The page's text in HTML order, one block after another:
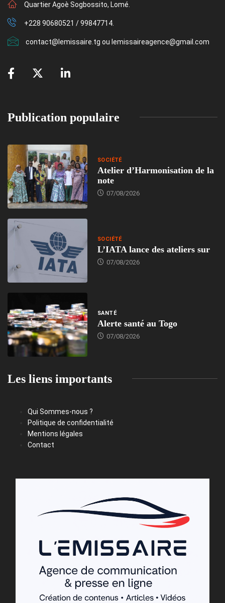
Quartier Agoè Sogbossito, Lomé.
+228 90680521 / 99847714.
contact@lemissaire.tg ou lemissaireagence@gmail.com
Publication populaire
SOCIÉTÉ
Atelier d’Harmonisation de la
note
07/08/2026
SOCIÉTÉ
L’IATA lance des ateliers sur
07/08/2026
SANTÉ
Alerte santé au Togo
07/08/2026
Les liens importants
Qui Sommes-nous ?
Politique de confidentialité
Mentions légales
Contact